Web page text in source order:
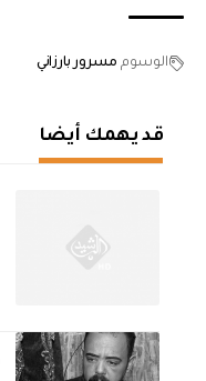
الوسوم مسرور بارزاني
قد يهمك أيضا